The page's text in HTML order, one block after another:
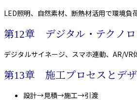
LED照明、自然素材、断熱材活用で環境負
第12章 デジタル・テクノロ
デジタルサイネージ、スマホ連動、AR/VR
第13章 施工プロセスとデ
設計→見積→施工→引渡